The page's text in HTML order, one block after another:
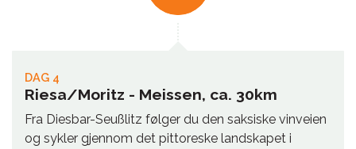
DAG 4
Riesa/Moritz - Meissen, ca. 30km
Fra Diesbar-Seußlitz følger du den saksiske vinveien
og sykler gjennom det pittoreske landskapet i